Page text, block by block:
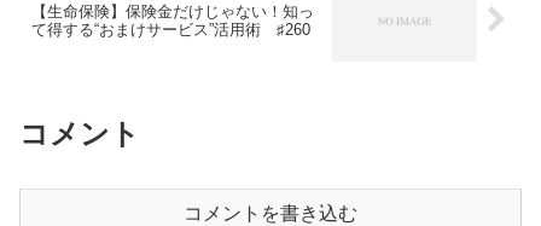
【生命保険】保険金だけじゃない！知っ
て得する“おまけサービス”活用術 ♯260
コメント
コメントを書き込む